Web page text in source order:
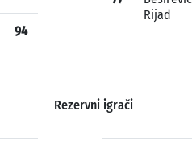
94
Rijad
Rezervni igrači